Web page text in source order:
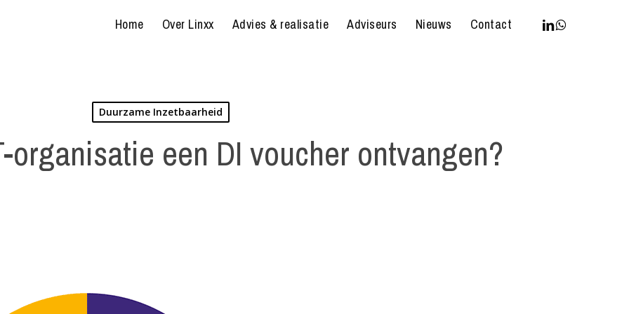
Home Over Linxx Advies & realisatie Adviseurs Nieuws Contact linkedin
whatsapp
Duurzame Inzetbaarheid
organisatie een DI voucher ontvangen?